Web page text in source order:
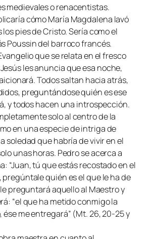
medievales o renacentistas.
cómo María Magdalena lavó
pies de Cristo. Sería como el
Poussin del barroco francés.
que se relata en el fresco
les anuncia que esa noche,
Todos saltan hacia atrás,
preguntándose quién es ese
y todos hacen una introspección.
solo al centro de la
en una especie de intriga de
soledad que habría de vivir en el
unas horas. Pedro se acerca a
“Juan, tú que estás recostado en el
pregúntale quién es el que le ha de
preguntará aquello al Maestro y
“el que ha metido conmigo la
ése me entregará” (Mt. 26, 20-25 y